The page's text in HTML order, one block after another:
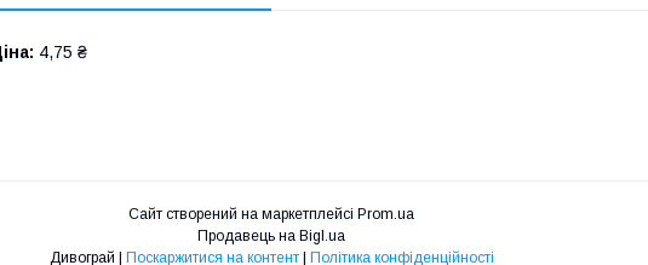
4,75 ₴
Сайт створений на маркетплейсі Prom.ua
Продавець на Bigl.ua
Дивограй | Поскаржитися на контент | Політика конфіденційності